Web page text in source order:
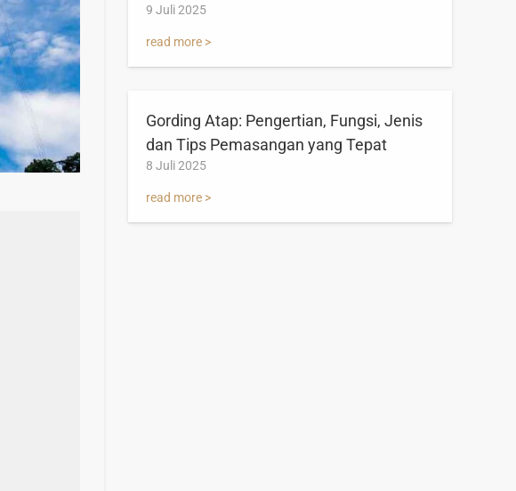
9 Juli 2025
read more >
Gording Atap: Pengertian, Fungsi, Jenis
dan Tips Pemasangan yang Tepat
8 Juli 2025
read more >